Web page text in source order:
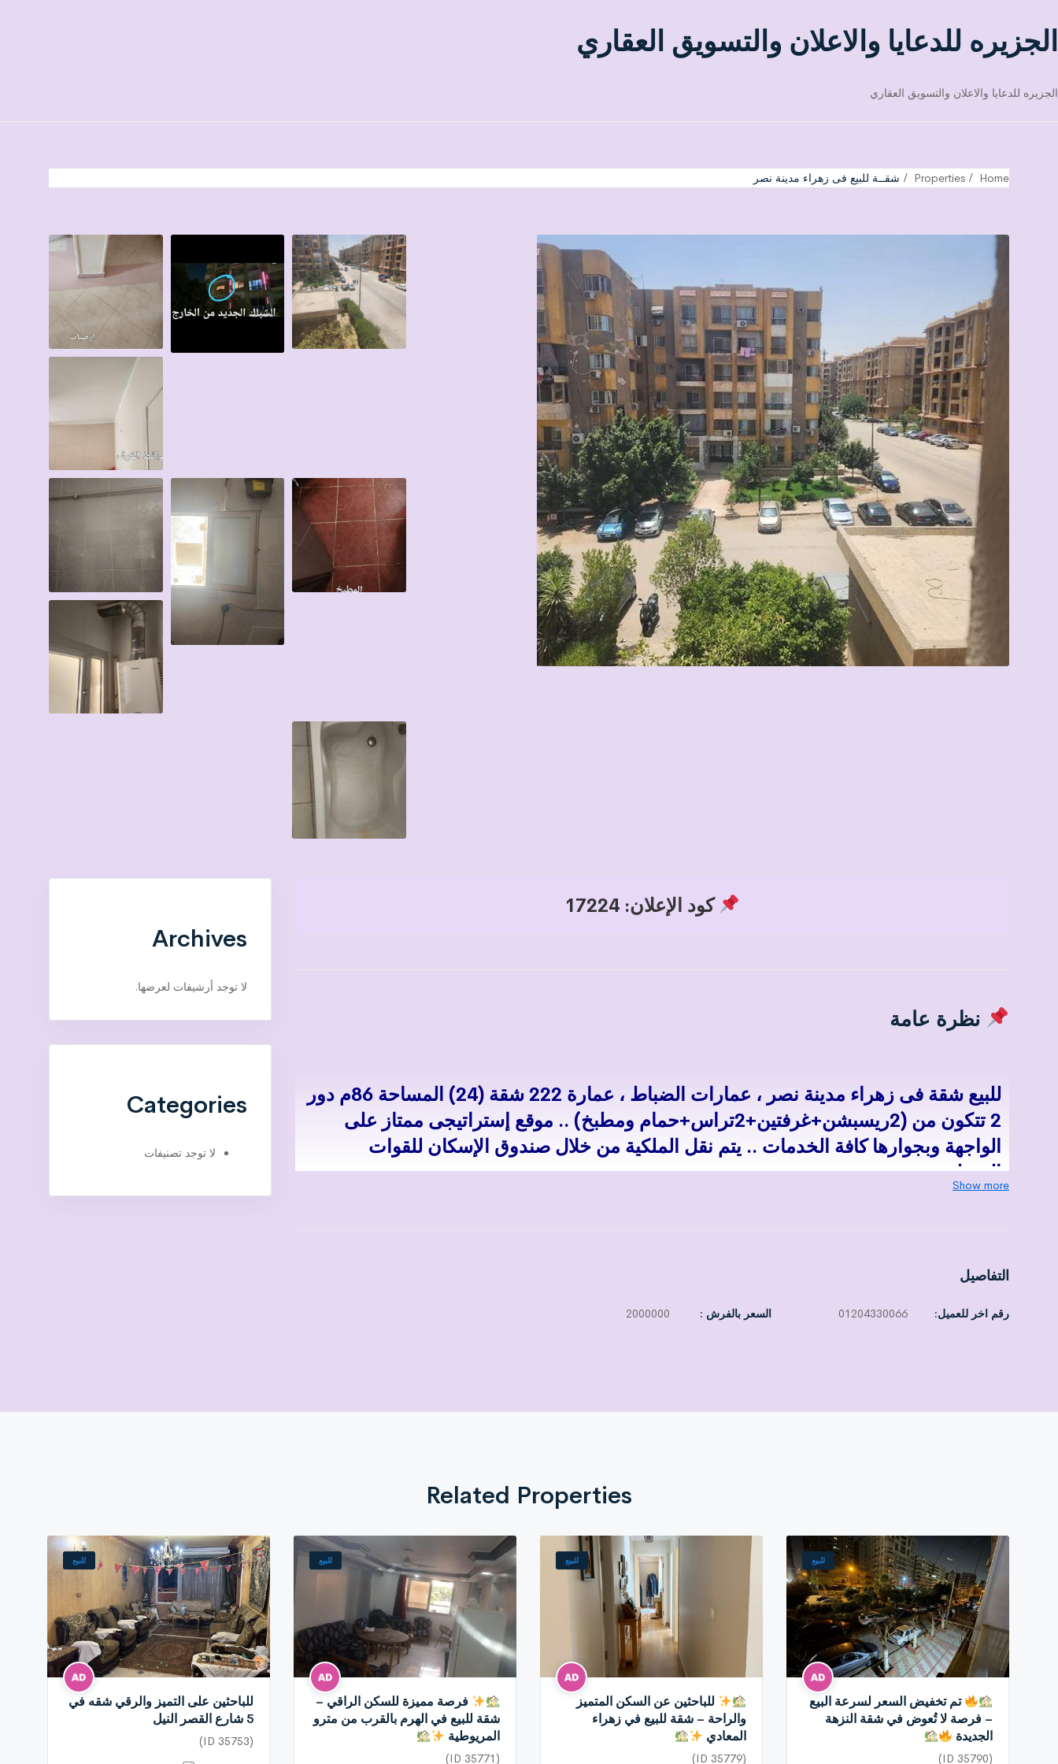
الجزيره للدعايا والاعلان والتسويق العقاري
الجزيره للدعايا والاعلان والتسويق العقاري
Home
Properties شقــة للبيع فى زهراء مدينة نصر
كود الإعلان: 17224
نظرة عامة
للبيع شقة فى زهراء مدينة نصر ، عمارات الضباط ، عمارة 222 شقة (24) المساحة 86م دور
2 تتكون من (2ريسبشن+غرفتين+2تراس+حمام ومطبخ) .. موقع إستراتيجى ممتاز على
الواجهة وبجوارها كافة الخدمات .. يتم نقل الملكية من خلال صندوق الإسكان للقوات
المسلحة
Show more
التفاصيل
رقم اخر للعميل: 01204330066 السعر بالفرش : 2000000
Archives
لا توجد أرشيفات لعرضها.
Categories
لا توجد تصنيفات
Related Properties
للبيع
تم تخفيض السعر لسرعة البيع
– فرصة لا تُعوض في شقة النزهة
الجديدة
(ID 35790)
للبيع
للباحثين عن السكن المتميز
والراحة – شقة للبيع في زهراء
المعادي
(ID 35779)
للبيع
فرصة مميزة للسكن الراقي –
شقة للبيع في الهرم بالقرب من مترو
المريوطية
(ID 35771)
للبيع
للباحثين على التميز والرقي شقه في
5 شارع القصر النيل
(ID 35753)